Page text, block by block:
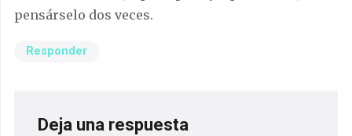
pensárselo dos veces.
Responder
Deja una respuesta